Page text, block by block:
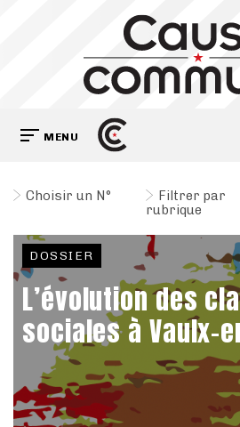
MENU
Choisir un N°
Filtrer par
rubrique
DOSSIER
L’évolution des
sociales à Vaulx-